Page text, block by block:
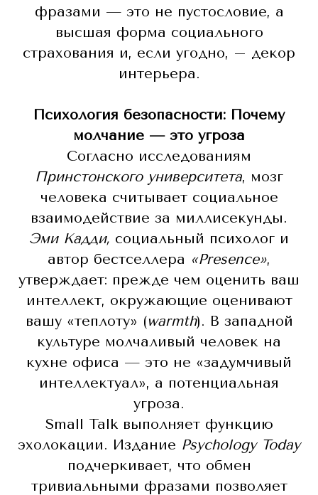
фразами — это не пустословие, а
высшая форма социального
страхования и, если угодно, – декор
интерьера.
Психология безопасности: Почему
молчание — это угроза
Согласно исследованиям
Принстонского университета, мозг
человека считывает социальное
взаимодействие за миллисекунды.
Эми Кадди, социальный психолог и
автор бестселлера «Presence»,
утверждает: прежде чем оценить ваш
интеллект, окружающие оценивают
вашу «теплоту» (warmth). В западной
культуре молчаливый человек на
кухне офиса — это не «задумчивый
интеллектуал», а потенциальная
угроза.
Small Talk выполняет функцию
эхолокации. Издание Psychology Today
подчеркивает, что обмен
тривиальными фразами позволяет